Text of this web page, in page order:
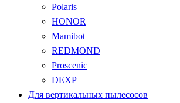
Polaris
HONOR
Mamibot
REDMOND
Proscenic
DEXP
Для вертикальных пылесосов